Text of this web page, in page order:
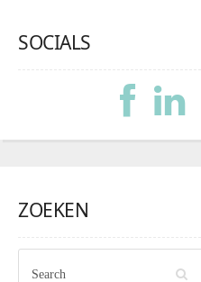
SOCIALS
ZOEKEN